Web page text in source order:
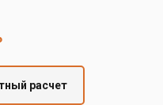
расчет